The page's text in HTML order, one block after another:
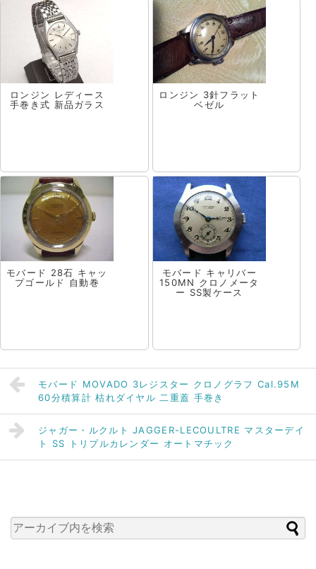
ロンジン レディース
手巻き式 新品ガラス
ロンジン 3針フラット
ベゼル
モバード 28石 キャッ
プゴールド 自動巻
モバード キャリバー
150MN クロノメータ
ー SS製ケース
モバード MOVADO 3レジスター クロノグラフ Cal.95M
60分積算計 枯れダイヤル 二重蓋 手巻き
ジャガー・ルクルト JAGGER-LECOULTRE マスターデイ
ト SS トリプルカレンダー オートマチック